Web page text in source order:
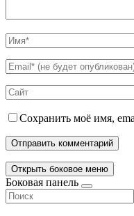
Сохранить моё имя,
Открыть боковое меню
Боковая панель